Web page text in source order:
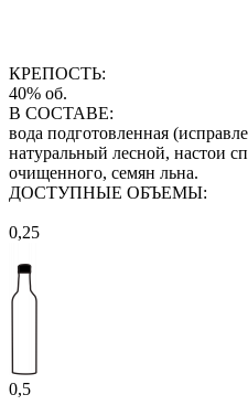
КРЕПОСТЬ:
40% об.
В СОСТАВЕ:
вода подготовленная
натуральный лесной, настои
очищенного, семян льна.
ДОСТУПНЫЕ ОБЪЕМЫ:
0,25
0,5